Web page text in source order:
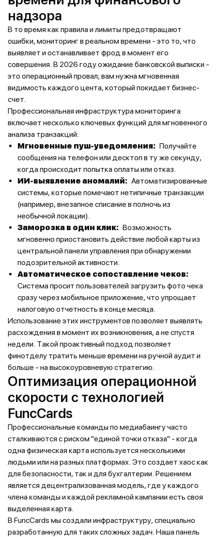
надзора
В то время как правила и лимиты предотвращают
ошибки, мониторинг в реальном времени - это то, что
выявляет и останавливает фрод в момент его
совершения. В 2026 году ожидание банковской выписки -
это операционный провал; вам нужна мгновенная
видимость каждого цента, который покидает бизнес-
счет.
Профессиональная инфраструктура мониторинга
включает несколько ключевых функций для мгновенного
анализа транзакций:
Мгновенные пуш-уведомления: Получайте
сообщения на телефон или десктоп в ту же секунду,
когда происходит попытка оплаты или отказ.
ИИ-выявление аномалий: Автоматизированные
системы, которые помечают нетипичные транзакции
(например, внезапное списание в полночь из
необычной локации).
Заморозка в один клик: Возможность
мгновенно приостановить действие любой карты из
центральной панели управления при обнаружении
подозрительной активности.
Автоматическое сопоставление чеков:
Система просит пользователей загрузить фото чека
сразу через мобильное приложение, что упрощает
налоговую отчетность в конце месяца.
Использование этих инструментов позволяет выявлять
расхождения в момент их возникновения, а не спустя
недели. Такой проактивный подход позволяет
финотделу тратить меньше времени на ручной аудит и
больше - на высокоуровневую стратегию.
Оптимизация операционной
скорости с технологией
FuncCards
Профессиональные команды по медиабаингу часто
сталкиваются с риском "единой точки отказа" - когда
одна физическая карта используется несколькими
людьми или на разных платформах. Это создает хаос как
для безопасности, так и для бухгалтерии. Решением
является децентрализованная модель, где у каждого
члена команды и каждой рекламной кампании есть своя
выделенная карта.
В FuncCards мы создали инфраструктуру, специально
разработанную для таких сложных задач. Наша панель